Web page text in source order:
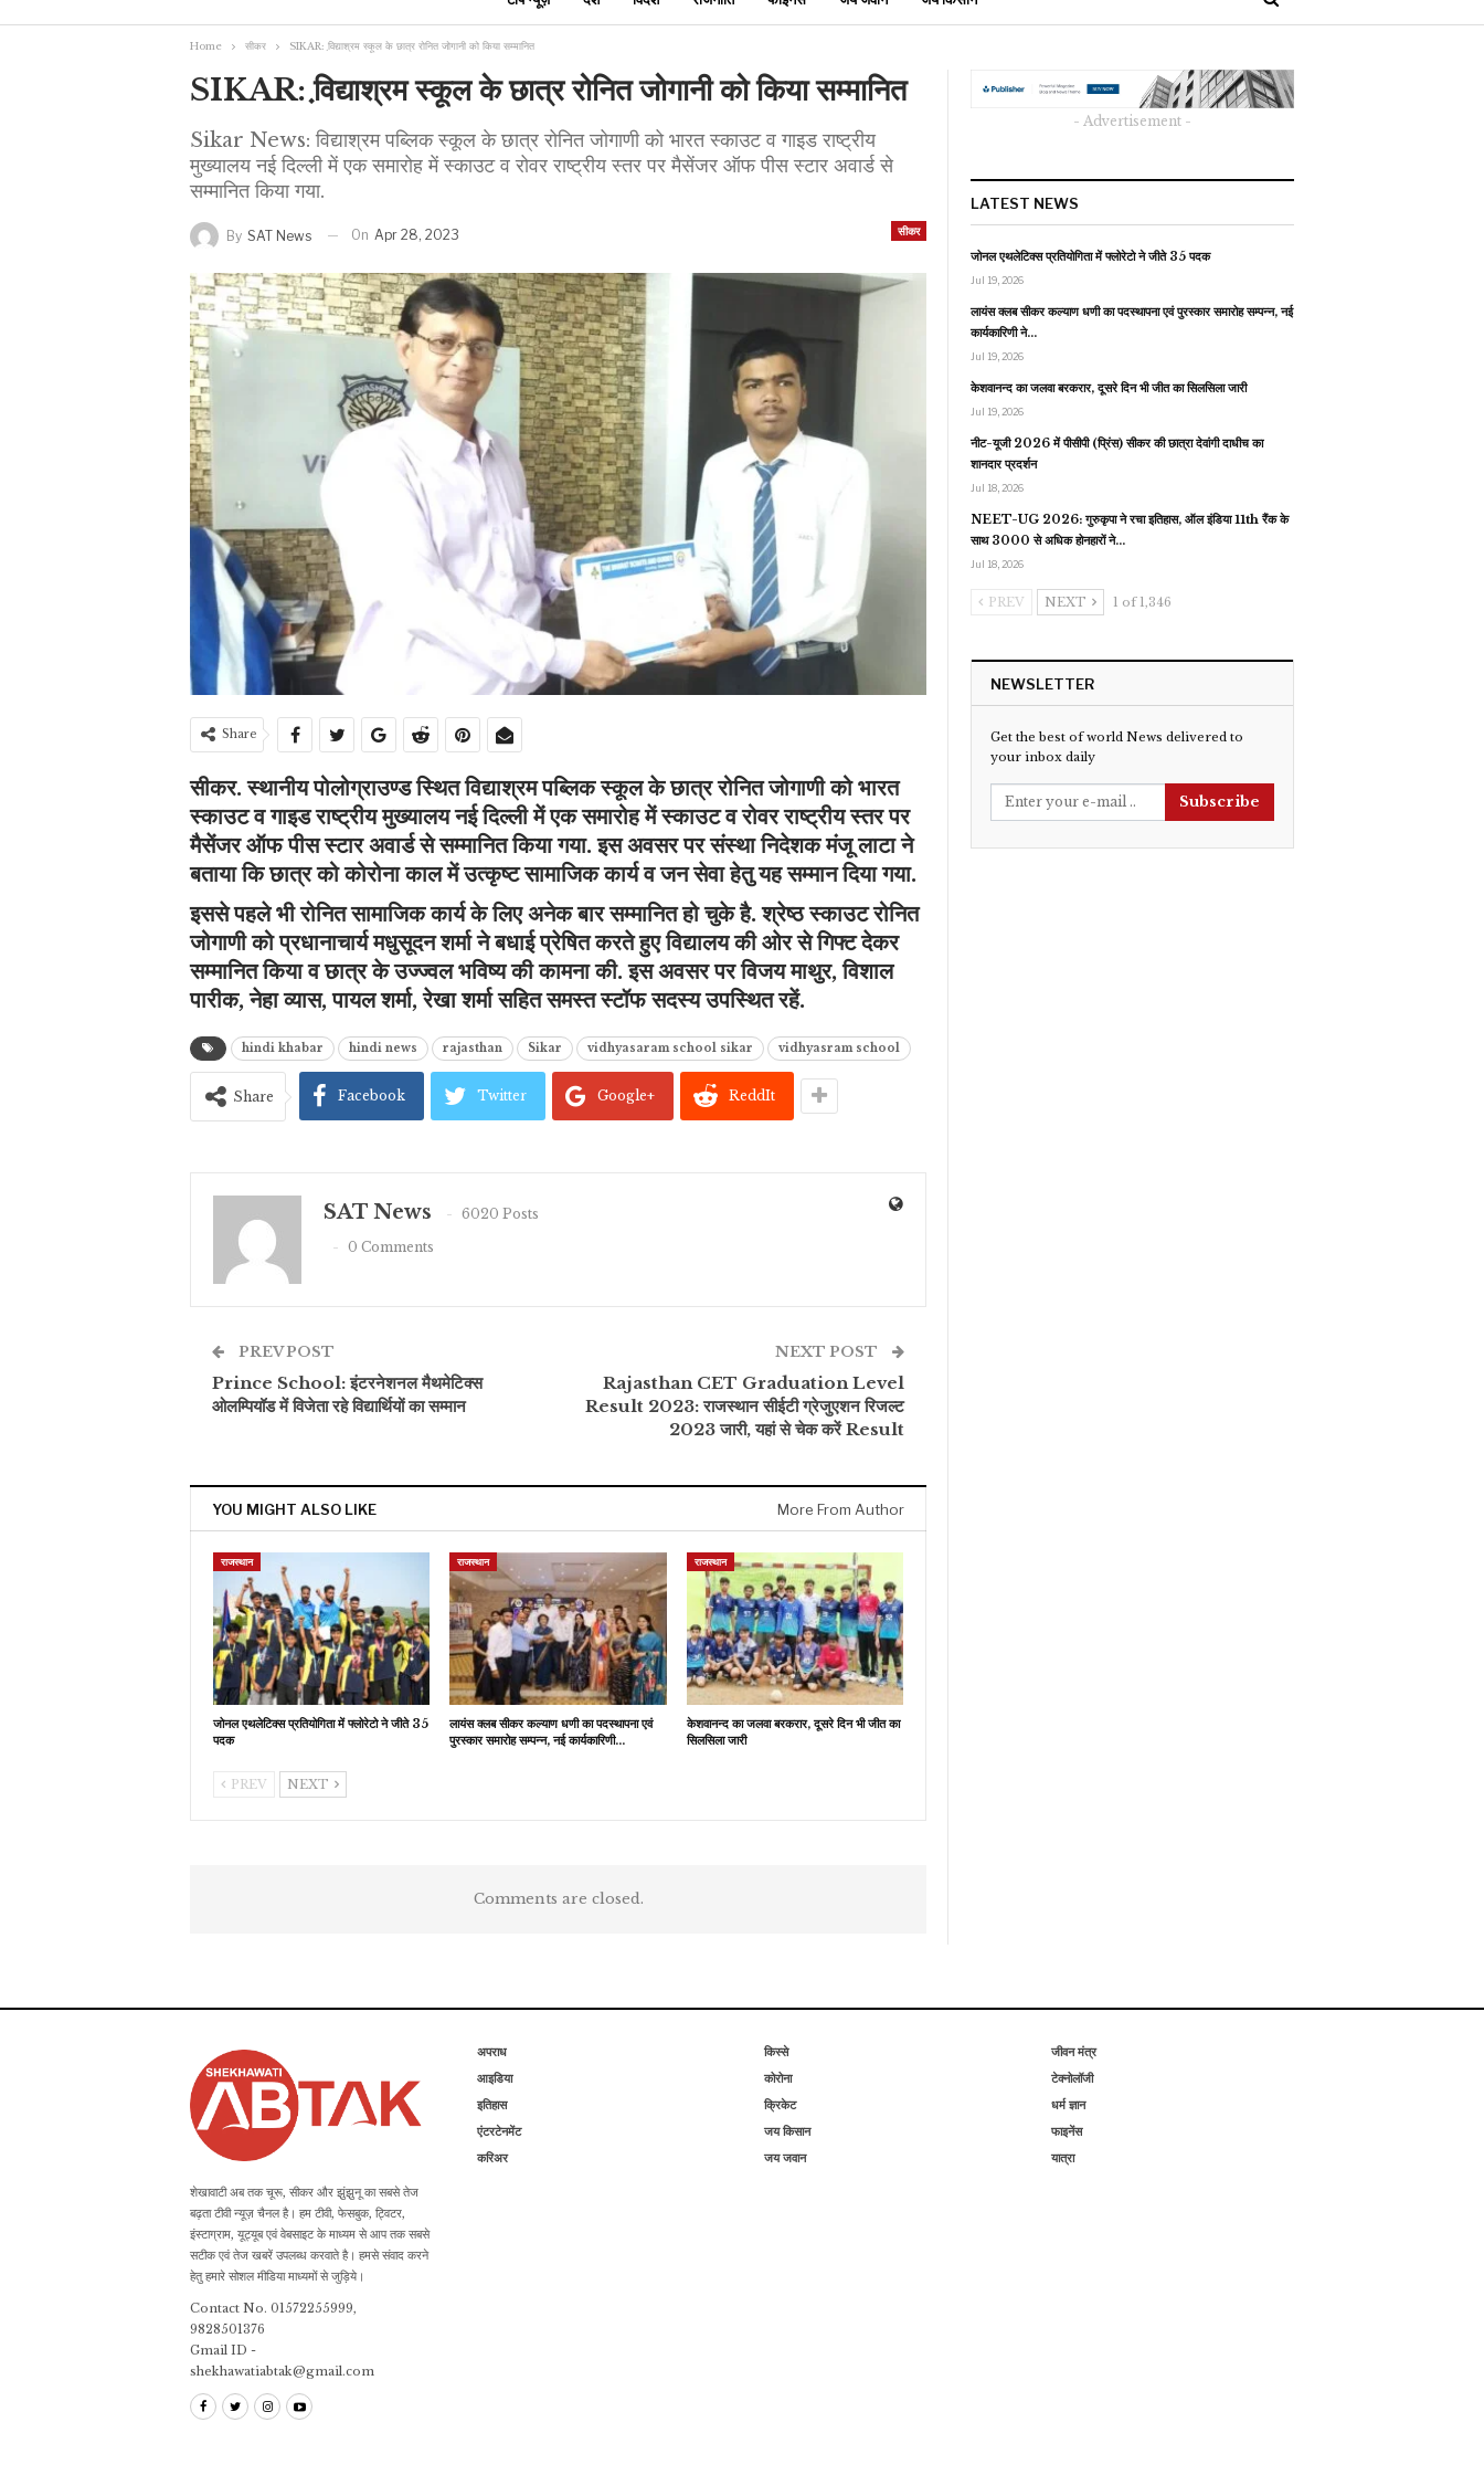
Home सीकर SIKAR: वि़द्याश्रम स्कूल के छात्र रोनित जोगानी को किया सम्मानित
SIKAR: वि़द्याश्रम स्कूल के छात्र रोनित जोगानी को किया सम्मानित
Sikar News: विद्याश्रम पब्लिक स्कूल के छात्र रोनित जोगाणी को भारत स्काउट व गाइड राष्ट्रीय
मुख्यालय नई दिल्ली में एक समारोह में स्काउट व रोवर राष्ट्रीय स्तर पर मैसेंजर ऑफ पीस स्टार अवार्ड से
सम्मानित किया गया.
सीकर
By SAT News On Apr 28, 2023
Share
सीकर. स्थानीय पोलोग्राउण्ड स्थित विद्याश्रम पब्लिक स्कूल के छात्र रोनित जोगाणी को भारत
स्काउट व गाइड राष्ट्रीय मुख्यालय नई दिल्ली में एक समारोह में स्काउट व रोवर राष्ट्रीय स्तर पर
मैसेंजर ऑफ पीस स्टार अवार्ड से सम्मानित किया गया. इस अवसर पर संस्था निदेशक मंजू लाटा ने
बताया कि छात्र को कोरोना काल में उत्कृष्ट सामाजिक कार्य व जन सेवा हेतु यह सम्मान दिया गया.
इससे पहले भी रोनित सामाजिक कार्य के लिए अनेक बार सम्मानित हो चुके है. श्रेष्ठ स्काउट रोनित
जोगाणी को प्रधानाचार्य मधुसूदन शर्मा ने बधाई प्रेषित करते हुए विद्यालय की ओर से गिफ्ट देकर
सम्मानित किया व छात्र के उज्ज्वल भविष्य की कामना की. इस अवसर पर विजय माथुर, विशाल
पारीक, नेहा व्यास, पायल शर्मा, रेखा शर्मा सहित समस्त स्टॉफ सदस्य उपस्थित रहें.
hindi khabar hindi news rajasthan Sikar vidhyasaram school sikar vidhyasram school
Share Facebook Twitter Google+ ReddIt
SAT News
6020 Posts
0 Comments
PREV POST
Prince School: इंटरनेशनल मैथमेटिक्स
ओलम्पियॉड में विजेता रहे विद्यार्थियों का सम्मान
NEXT POST
Rajasthan CET Graduation Level
Result 2023: राजस्थान सीईटी ग्रेजुएशन रिजल्ट
2023 जारी, यहां से चेक करें Result
YOU MIGHT ALSO LIKE More From Author
राजस्थान
जोनल एथलेटिक्स प्रतियोगिता में फ्लोरेटो ने जीते 35
पदक
राजस्थान
लायंस क्लब सीकर कल्याण धणी का पदस्थापना एवं
पुरस्कार समारोह सम्पन्न, नई कार्यकारिणी…
राजस्थान
केशवानन्द का जलवा बरकरार, दूसरे दिन भी जीत का
सिलसिला जारी
PREV NEXT
Comments are closed.
- Advertisement -
LATEST NEWS
जोनल एथलेटिक्स प्रतियोगिता में फ्लोरेटो ने जीते 35 पदक
Jul 19, 2026
लायंस क्लब सीकर कल्याण धणी का पदस्थापना एवं पुरस्कार समारोह सम्पन्न, नई
कार्यकारिणी ने…
Jul 19, 2026
केशवानन्द का जलवा बरकरार, दूसरे दिन भी जीत का सिलसिला जारी
Jul 19, 2026
नीट-यूजी 2026 में पीसीपी (प्रिंस) सीकर की छात्रा देवांगी दाधीच का
शानदार प्रदर्शन
Jul 18, 2026
NEET-UG 2026: गुरुकृपा ने रचा इतिहास, ऑल इंडिया 11th रैंक के
साथ 3000 से अधिक होनहारों ने…
Jul 18, 2026
PREV NEXT 1 of 1,346
NEWSLETTER
Get the best of world News delivered to
your inbox daily
Subscribe
शेखावाटी अब तक चूरू, सीकर और झुंझुनू का सबसे तेज
बढ़ता टीवी न्यूज़ चैनल है। हम टीवी, फेसबुक, ट्विटर,
इंस्टाग्राम, यूट्यूब एवं वेबसाइट के माध्यम से आप तक सबसे
सटीक एवं तेज खबरें उपलब्ध करवाते है। हमसे संवाद करने
हेतु हमारे सोशल मीडिया माध्यमों से जुड़िये।
Contact No. 01572255999,
9828501376
Gmail ID -
shekhawatiabtak@gmail.com
अपराध
आइडिया
इतिहास
एंटरटेनमेंट
करिअर
किस्से
कोरोना
क्रिकेट
जय किसान
जय जवान
जीवन मंत्र
टेक्नोलॉजी
धर्म ज्ञान
फाइनेंस
यात्रा